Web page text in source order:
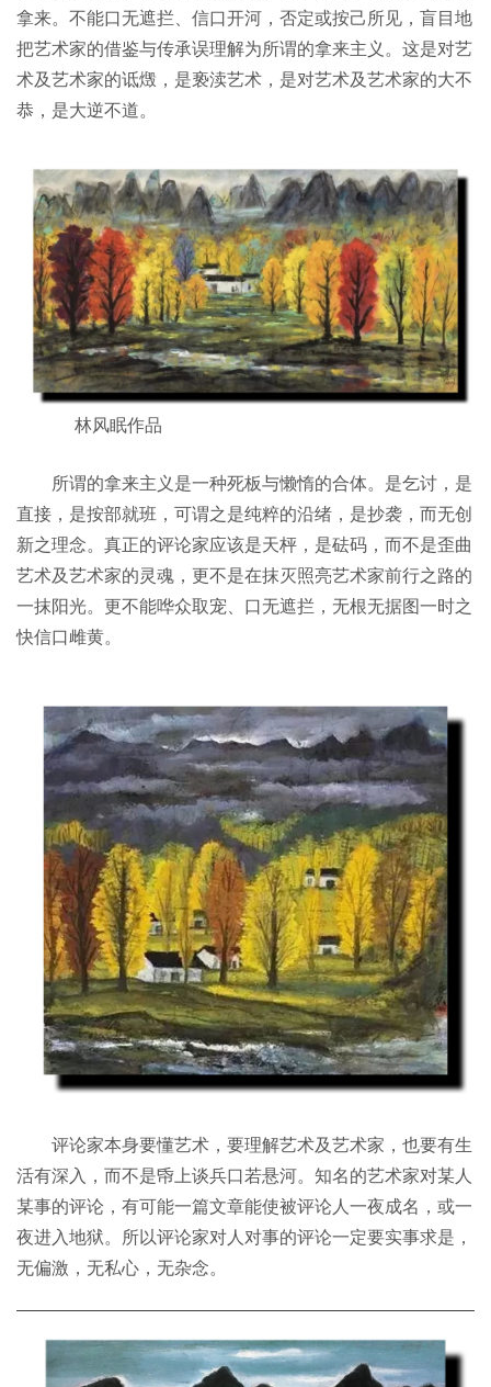
拿来。不能口无遮拦、信口开河，否定或按己所见，盲目地
把艺术家的借鉴与传承误理解为所谓的拿来主义。这是对艺
术及艺术家的诋燬，是亵渎艺术，是对艺术及艺术家的大不
恭，是大逆不道。
林风眠作品
所谓的拿来主义是一种死板与懒惰的合体。是乞讨，是
直接，是按部就班，可谓之是纯粹的沿绪，是抄袭，而无创
新之理念。真正的评论家应该是天枰，是砝码，而不是歪曲
艺术及艺术家的灵魂，更不是在抹灭照亮艺术家前行之路的
一抹阳光。更不能哗众取宠、口无遮拦，无根无据图一时之
快信口雌黄。
评论家本身要懂艺术，要理解艺术及艺术家，也要有生
活有深入，而不是帋上谈兵口若悬河。知名的艺术家对某人
某事的评论，有可能一篇文章能使被评论人一夜成名，或一
夜进入地狱。所以评论家对人对事的评论一定要实事求是，
无偏激，无私心，无杂念。